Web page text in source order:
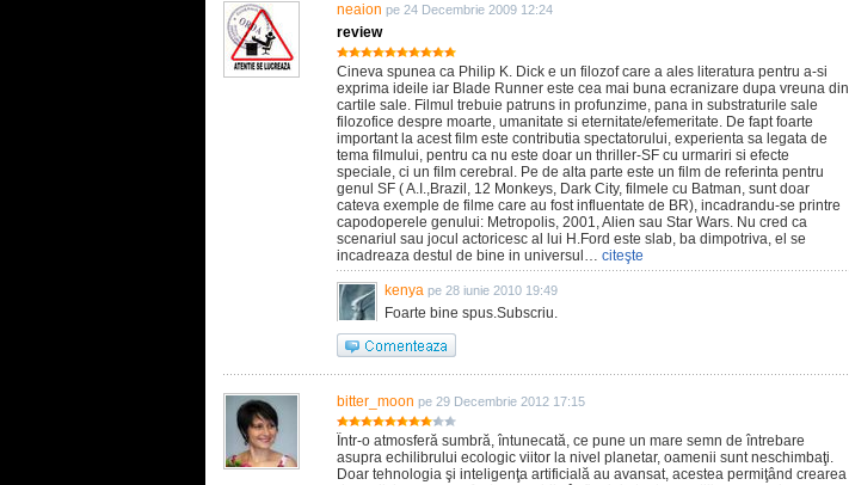
neaion pe 24 Decembrie 2009 12:24
review
Cineva spunea ca Philip K. Dick e un filozof care a ales literatura pentru a-si
exprima ideile iar Blade Runner este cea mai buna ecranizare dupa vreuna din
cartile sale. Filmul trebuie patruns in profunzime, pana in substraturile sale
filozofice despre moarte, umanitate si eternitate/efemeritate. De fapt foarte
important la acest film este contributia spectatorului, experienta sa legata de
tema filmului, pentru ca nu este doar un thriller-SF cu urmariri si efecte
speciale, ci un film cerebral. Pe de alta parte este un film de referinta pentru
genul SF ( A.I.,Brazil, 12 Monkeys, Dark City, filmele cu Batman, sunt doar
cateva exemple de filme care au fost influentate de BR), incadrandu-se printre
capodoperele genului: Metropolis, 2001, Alien sau Star Wars. Nu cred ca
scenariul sau jocul actoricesc al lui H.Ford este slab, ba dimpotriva, el se
incadreaza destul de bine in universul… citeşte
kenya pe 28 iunie 2010 19:49
Foarte bine spus.Subscriu.
bitter_moon pe 29 Decembrie 2012 17:15
Într-o atmosferă sumbră, întunecată, ce pune un mare semn de întrebare
asupra echilibrului ecologic viitor la nivel planetar, oamenii sunt neschimbaţi.
Doar tehnologia şi inteligenţa artificială au avansat, acestea permiţând crearea